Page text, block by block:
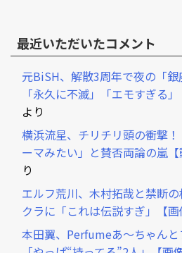
最近いただいたコメント
元BiSH、解散3周年で夜の「銀
「永久に不滅」「エモすぎる」
より
横浜流星、チリチリ頭の衝撃
ーマみたい」と賛否両論の嵐【
り
エルフ荒川、木村拓哉と禁断
クラに「これは伝説すぎ」【画
本田翼、Perfumeあ～ちゃんと